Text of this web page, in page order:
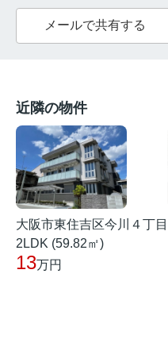
メールで共有する
近隣の物件
大阪市東住吉区今川４丁目
2LDK (59.82㎡)
13万円